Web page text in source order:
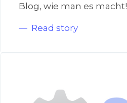
Blog, wie man es macht!
Read story